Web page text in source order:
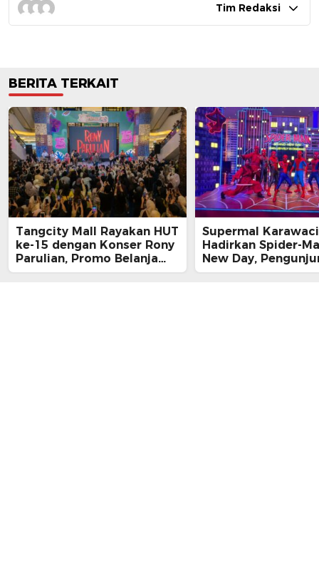
Tim Redaksi
BERITA TERKAIT
Tangcity Mall Rayakan HUT
ke-15 dengan Konser Rony
Parulian, Promo Belanja
hingga Festival Komunitas
Supermal Karawaci
Hadirkan Spider-
New Day,
Main, Bertemu